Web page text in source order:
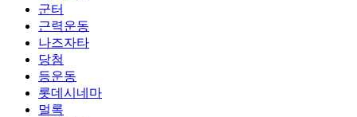
군터
근력운동
나즈자타
당첨
등운동
롯데시네마
멀록